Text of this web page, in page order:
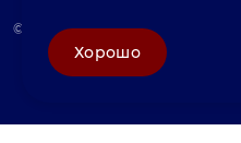
© «Велунд нержавейка» 2025,
Хорошо